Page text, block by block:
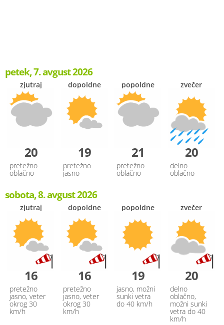
petek, 7. avgust 2026
zjutraj
20
pretežno
oblačno
dopoldne
19
pretežno
jasno
popoldne
21
pretežno
oblačno
zvečer
20
delno
oblačno
sobota, 8. avgust 2026
zjutraj
16
pretežno
jasno, veter
okrog 30
km/h
dopoldne
16
pretežno
jasno, veter
okrog 30
km/h
popoldne
19
jasno, možni
sunki vetra
do 40 km/h
zvečer
20
delno
oblačno,
možni sunki
vetra do 40
km/h